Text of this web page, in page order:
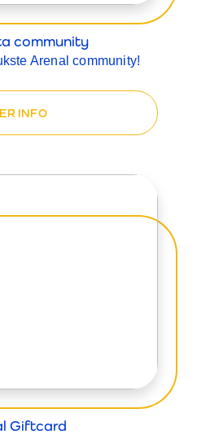
community
Arenal community!
INFO
Giftcard